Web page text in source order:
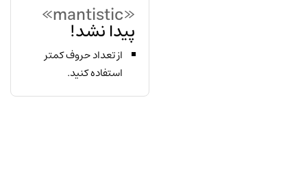
«mantistic»
پیدا نشد!
از تعداد حروف کمتر
استفاده کنید.